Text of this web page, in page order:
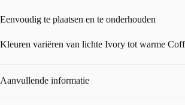
Eenvoudig te plaatsen en te onderhouden
Kleuren variëren van lichte Ivory tot warme
Aanvullende informatie